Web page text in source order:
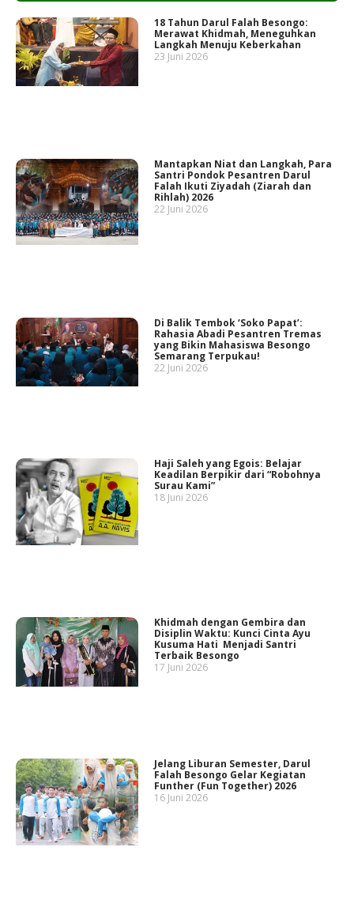
18 Tahun Darul Falah Besongo:
Merawat Khidmah, Meneguhkan
Langkah Menuju Keberkahan
23 Juni 2026
Mantapkan Niat dan Langkah, Para
Santri Pondok Pesantren Darul
Falah Ikuti Ziyadah (Ziarah dan
Rihlah) 2026
22 Juni 2026
Di Balik Tembok ‘Soko Papat’:
Rahasia Abadi Pesantren Tremas
yang Bikin Mahasiswa Besongo
Semarang Terpukau!
22 Juni 2026
Haji Saleh yang Egois: Belajar
Keadilan Berpikir dari “Robohnya
Surau Kami”
18 Juni 2026
Khidmah dengan Gembira dan
Disiplin Waktu: Kunci Cinta Ayu
Kusuma Hati Menjadi Santri
Terbaik Besongo
17 Juni 2026
Jelang Liburan Semester, Darul
Falah Besongo Gelar Kegiatan
Funther (Fun Together) 2026
16 Juni 2026